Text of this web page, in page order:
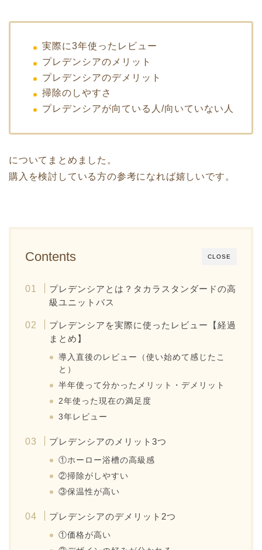
実際に3年使ったレビュー
プレデンシアのメリット
プレデンシアのデメリット
掃除のしやすさ
プレデンシアが向ている人/向いていない人
についてまとめました。
購入を検討している方の参考になれば嬉しいです。
CLOSE
Contents
プレデンシアとは？タカラスタンダードの高
級ユニットバス
プレデンシアを実際に使ったレビュー【経過
まとめ】
導入直後のレビュー（使い始めて感じたこ
と）
半年使って分かったメリット・デメリット
2年使った現在の満足度
3年レビュー
プレデンシアのメリット3つ
①ホーロー浴槽の高級感
②掃除がしやすい
③保温性が高い
プレデンシアのデメリット2つ
①価格が高い